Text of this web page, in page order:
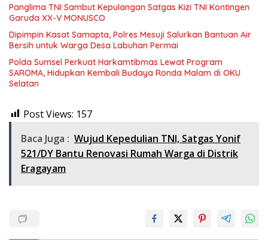
Panglima TNI Sambut Kepulangan Satgas Kizi TNI Kontingen
Garuda XX-V MONUSCO
Dipimpin Kasat Samapta, Polres Mesuji Salurkan Bantuan Air
Bersih untuk Warga Desa Labuhan Permai
Polda Sumsel Perkuat Harkamtibmas Lewat Program
SAROMA, Hidupkan Kembali Budaya Ronda Malam di OKU
Selatan
Post Views: 157
Baca Juga : Wujud Kepedulian TNI, Satgas Yonif
521/DY Bantu Renovasi Rumah Warga di Distrik
Eragayam